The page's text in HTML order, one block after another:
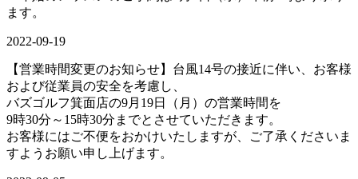
ます。
2022-09-19
【営業時間変更のお知らせ】台風14号の接近に伴い、お客様
および従業員の安全を考慮し、
バズゴルフ箕面店の9月19日（月）の営業時間を
9時30分～15時30分までとさせていただきます。
お客様にはご不便をおかけいたしますが、ご了承くださいま
すようお願い申し上げます。